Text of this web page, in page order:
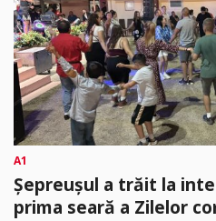
A1
Șepreușul a trăit la
prima seară a Zilelor